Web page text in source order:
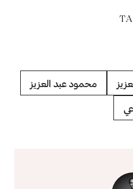
محمود عبد العزيز